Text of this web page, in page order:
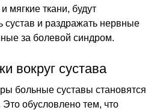
ткани, будут
сустав и раздражать нервные
за болевой синдром.
вокруг сустава
больные суставы становятся
обусловлено тем, что